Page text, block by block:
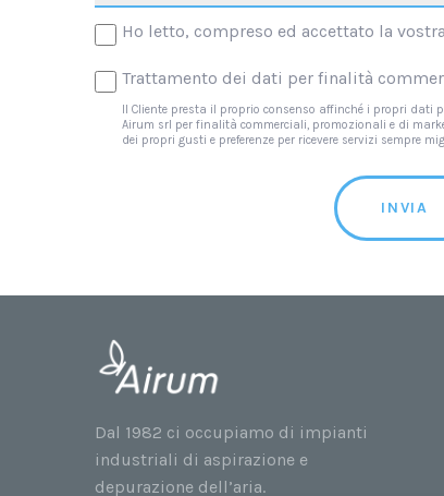
Ho letto, compreso ed accettato la vostra
Trattamento dei dati per finalità
Il Cliente presta il proprio consenso affinché i propri
Airum srl per finalità commerciali, promozionali e di
dei propri gusti e preferenze per ricevere servizi sempre
INVIA
Dal 1982 ci occupiamo di impianti
industriali di aspirazione e
depurazione dell’aria.